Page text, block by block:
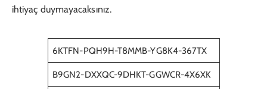
ihtiyaç duymayacaksınız.
6KTFN-PQH9H-T8MMB-YG8K4-367TX
B9GN2-DXXQC-9DHKT-GGWCR-4X6XK